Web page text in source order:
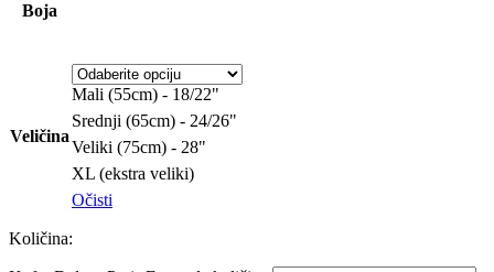
Boja
Veličina
Mali (55cm) - 18/22"
Srednji (65cm) - 24/26"
Veliki (75cm) - 28"
XL (ekstra veliki)
Očisti
Količina: